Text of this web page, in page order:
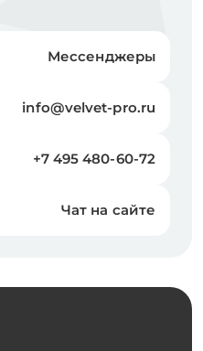
Мессенджеры
info@velvet-pro.ru
+7 495 480-60-72
Чат на сайте